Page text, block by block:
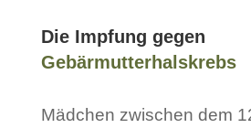
Die Impfung gegen
Gebärmutterhalskrebs
Mädchen zwischen dem